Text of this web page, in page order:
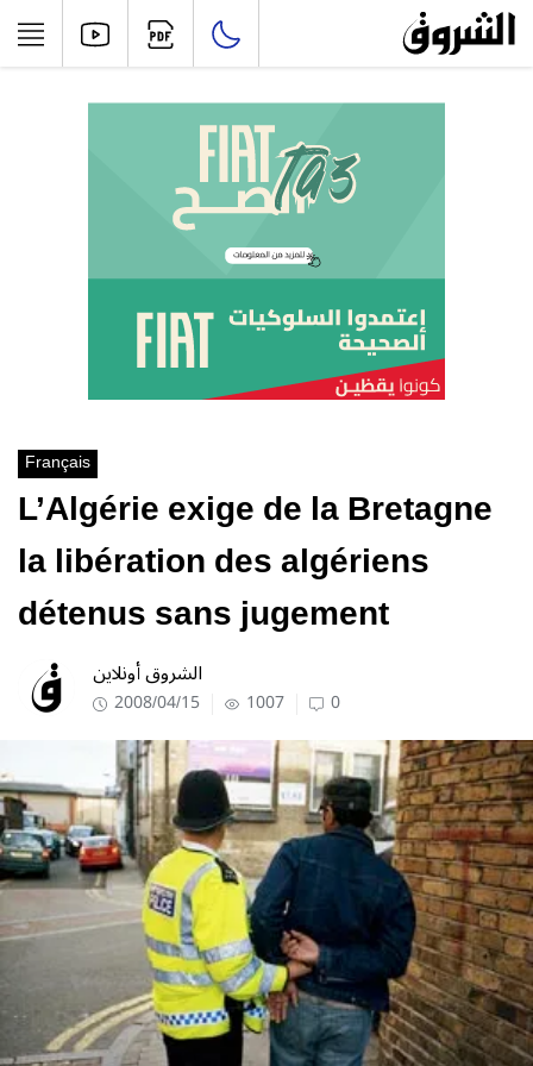
Français
L’Algérie exige de la Bretagne
la libération des algériens
détenus sans jugement
الشروق أونلاين
2008/04/15 1007 0